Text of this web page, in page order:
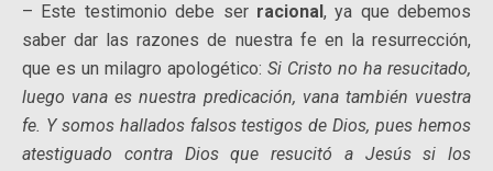
– Este testimonio debe ser racional, ya que debemos
saber dar las razones de nuestra fe en la resurrección,
que es un milagro apologético: Si Cristo no ha resucitado,
luego vana es nuestra predicación, vana también vuestra
fe. Y somos hallados falsos testigos de Dios, pues hemos
atestiguado contra Dios que resucitó a Jesús si los